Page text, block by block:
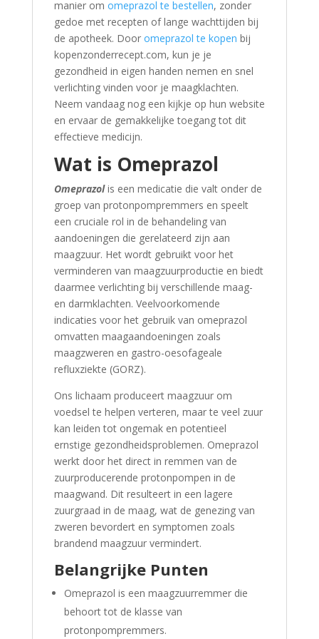
manier om omeprazol te bestellen, zonder
gedoe met recepten of lange wachttijden bij
de apotheek. Door omeprazol te kopen bij
kopenzonderrecept.com, kun je je
gezondheid in eigen handen nemen en snel
verlichting vinden voor je maagklachten.
Neem vandaag nog een kijkje op hun website
en ervaar de gemakkelijke toegang tot dit
effectieve medicijn.
Wat is Omeprazol
Omeprazolis een medicatie die valt onder de
groep van protonpompremmers en speelt
een cruciale rol in de behandeling van
aandoeningen die gerelateerd zijn aan
maagzuur. Het wordt gebruikt voor het
verminderen van maagzuurproductie en biedt
daarmee verlichting bij verschillende maag-
en darmklachten. Veelvoorkomende
indicaties voor het gebruik van omeprazol
omvatten maagaandoeningen zoals
maagzweren en gastro-oesofageale
refluxziekte (GORZ).
Ons lichaam produceert maagzuur om
voedsel te helpen verteren, maar te veel zuur
kan leiden tot ongemak en potentieel
ernstige gezondheidsproblemen. Omeprazol
werkt door het direct in remmen van de
zuurproducerende protonpompen in de
maagwand. Dit resulteert in een lagere
zuurgraad in de maag, wat de genezing van
zweren bevordert en symptomen zoals
brandend maagzuur vermindert.
Belangrijke Punten
Omeprazol is een maagzuurremmer die
behoort tot de klasse van
protonpompremmers.